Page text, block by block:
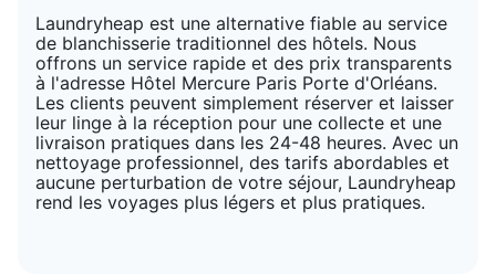
Laundryheap est une alternative fiable au service
de blanchisserie traditionnel des hôtels. Nous
offrons un service rapide et des prix transparents
à l'adresse Hôtel Mercure Paris Porte d'Orléans.
Les clients peuvent simplement réserver et laisser
leur linge à la réception pour une collecte et une
livraison pratiques dans les 24-48 heures. Avec un
nettoyage professionnel, des tarifs abordables et
aucune perturbation de votre séjour, Laundryheap
rend les voyages plus légers et plus pratiques.